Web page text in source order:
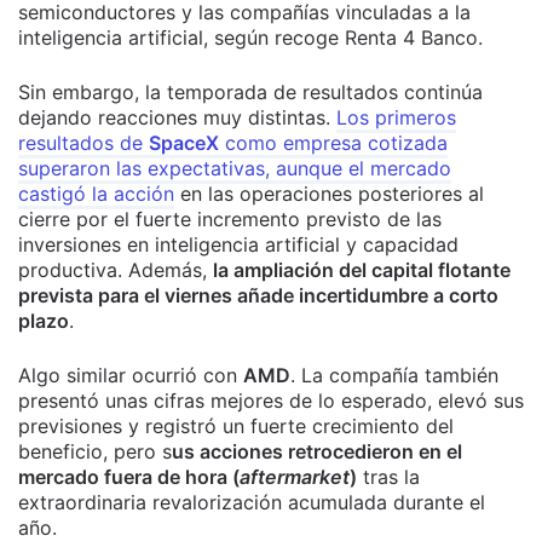
semiconductores y las compañías vinculadas a la
inteligencia artificial, según recoge Renta 4 Banco.
Sin embargo, la temporada de resultados continúa
dejando reacciones muy distintas. Los primeros
resultados de SpaceX como empresa cotizada
superaron las expectativas, aunque el mercado
castigó la acción en las operaciones posteriores al
cierre por el fuerte incremento previsto de las
inversiones en inteligencia artificial y capacidad
productiva. Además, la ampliación del capital flotante
prevista para el viernes añade incertidumbre a corto
plazo.
Algo similar ocurrió con AMD. La compañía también
presentó unas cifras mejores de lo esperado, elevó sus
previsiones y registró un fuerte crecimiento del
beneficio, pero sus acciones retrocedieron en el
mercado fuera de hora (aftermarket) tras la
extraordinaria revalorización acumulada durante el
año.